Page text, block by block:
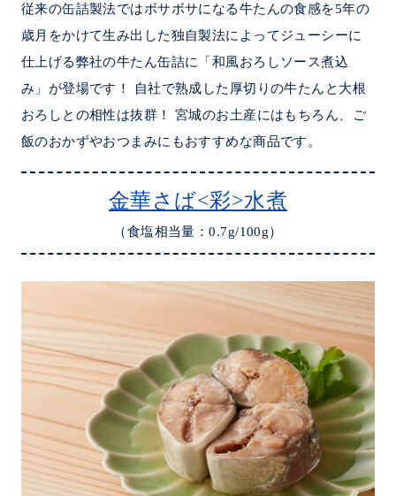
従来の缶詰製法ではボサボサになる牛たんの食感を5年の
歳月をかけて生み出した独自製法によってジューシーに
仕上げる弊社の牛たん缶詰に「和風おろしソース煮込
み」が登場です！ 自社で熟成した厚切りの牛たんと大根
おろしとの相性は抜群！ 宮城のお土産にはもちろん、ご
飯のおかずやおつまみにもおすすめな商品です。
金華さば<彩>水煮
（食塩相当量：0.7g/100g）